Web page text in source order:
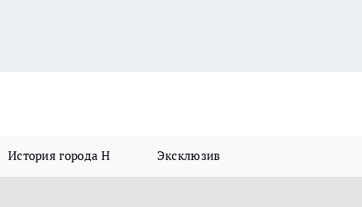
История города Н Эксклюзив